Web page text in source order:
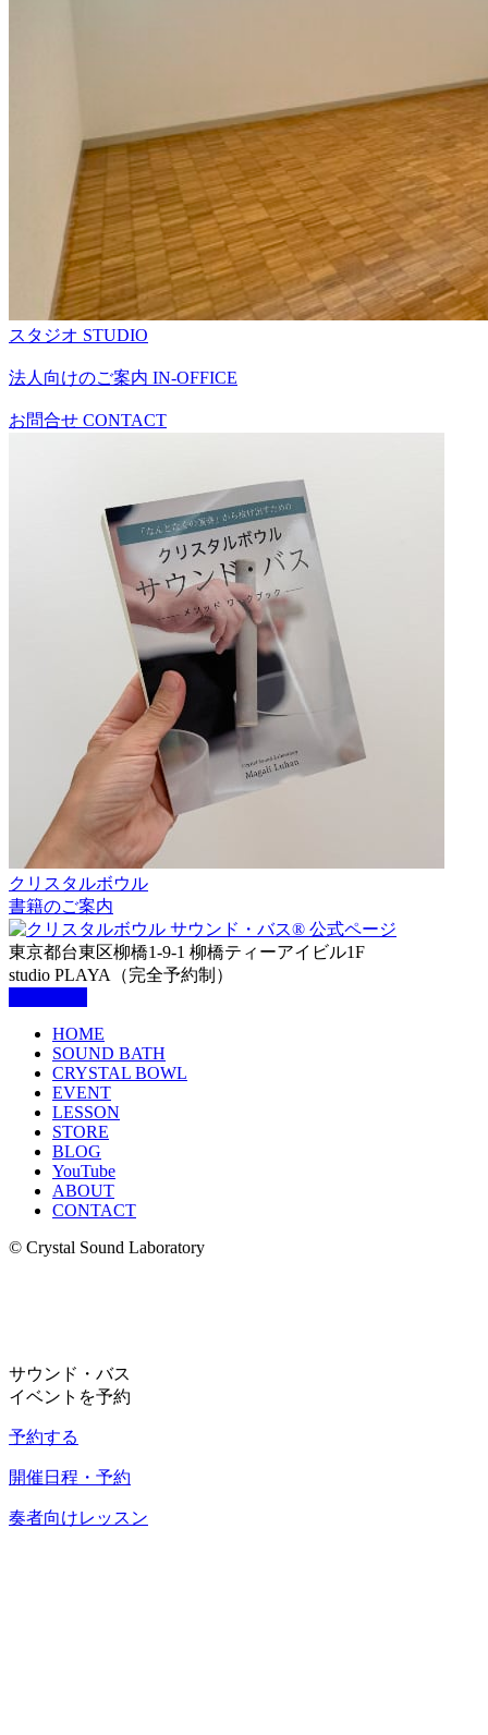
スタジオ STUDIO
法人向けのご案内 IN-OFFICE
お問合せ CONTACT
クリスタルボウル
書籍のご案内
東京都台東区柳橋1-9-1 柳橋ティーアイビル1F
studio PLAYA（完全予約制）
HOME
SOUND BATH
CRYSTAL BOWL
EVENT
LESSON
STORE
BLOG
YouTube
ABOUT
CONTACT
© Crystal Sound Laboratory
サウンド・バス
イベントを予約
予約する
開催日程・予約
奏者向けレッスン